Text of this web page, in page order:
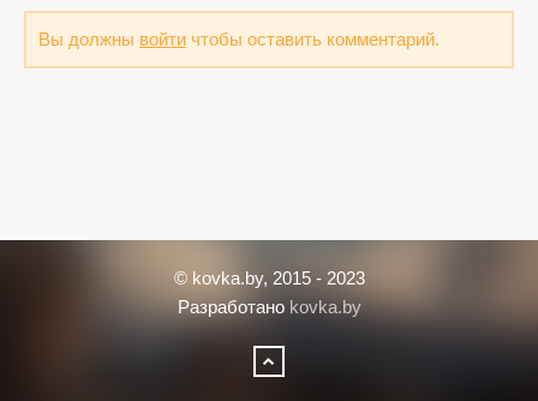
Вы должны войти чтобы оставить комментарий.
© kovka.by, 2015 - 2023
Разработано kovka.by